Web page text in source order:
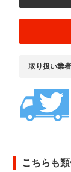
取り扱い業者
こちらも